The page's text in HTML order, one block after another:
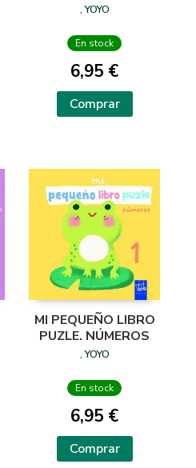
BEBÉS
, YOYO
En stock
6,95 €
Comprar
MI PEQUEÑO LIBRO
PUZLE. NÚMEROS
, YOYO
En stock
6,95 €
Comprar